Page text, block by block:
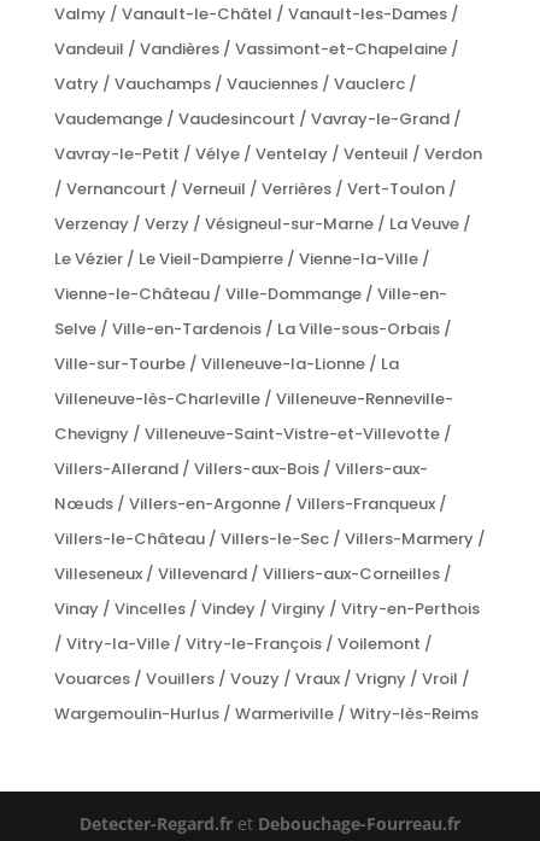
Valmy / Vanault-le-Châtel / Vanault-les-Dames /
Vandeuil / Vandières / Vassimont-et-Chapelaine /
Vatry / Vauchamps / Vauciennes / Vauclerc /
Vaudemange / Vaudesincourt / Vavray-le-Grand /
Vavray-le-Petit / Vélye / Ventelay / Venteuil / Verdon
/ Vernancourt / Verneuil / Verrières / Vert-Toulon /
Verzenay / Verzy / Vésigneul-sur-Marne / La Veuve /
Le Vézier / Le Vieil-Dampierre / Vienne-la-Ville /
Vienne-le-Château / Ville-Dommange / Ville-en-
Selve / Ville-en-Tardenois / La Ville-sous-Orbais /
Ville-sur-Tourbe / Villeneuve-la-Lionne / La
Villeneuve-lès-Charleville / Villeneuve-Renneville-
Chevigny / Villeneuve-Saint-Vistre-et-Villevotte /
Villers-Allerand / Villers-aux-Bois / Villers-aux-
Nœuds / Villers-en-Argonne / Villers-Franqueux /
Villers-le-Château / Villers-le-Sec / Villers-Marmery /
Villeseneux / Villevenard / Villiers-aux-Corneilles /
Vinay / Vincelles / Vindey / Virginy / Vitry-en-Perthois
/ Vitry-la-Ville / Vitry-le-François / Voilemont /
Vouarces / Vouillers / Vouzy / Vraux / Vrigny / Vroil /
Wargemoulin-Hurlus / Warmeriville / Witry-lès-Reims
Detecter-Regard.fret Debouchage-Fourreau.fr